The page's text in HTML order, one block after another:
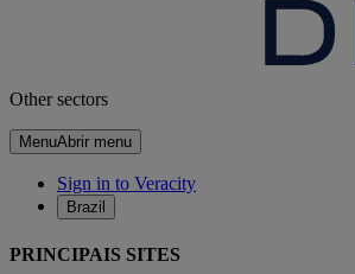
Other sectors
MenuAbrir menu
Sign in to Veracity
Brazil
PRINCIPAIS SITES